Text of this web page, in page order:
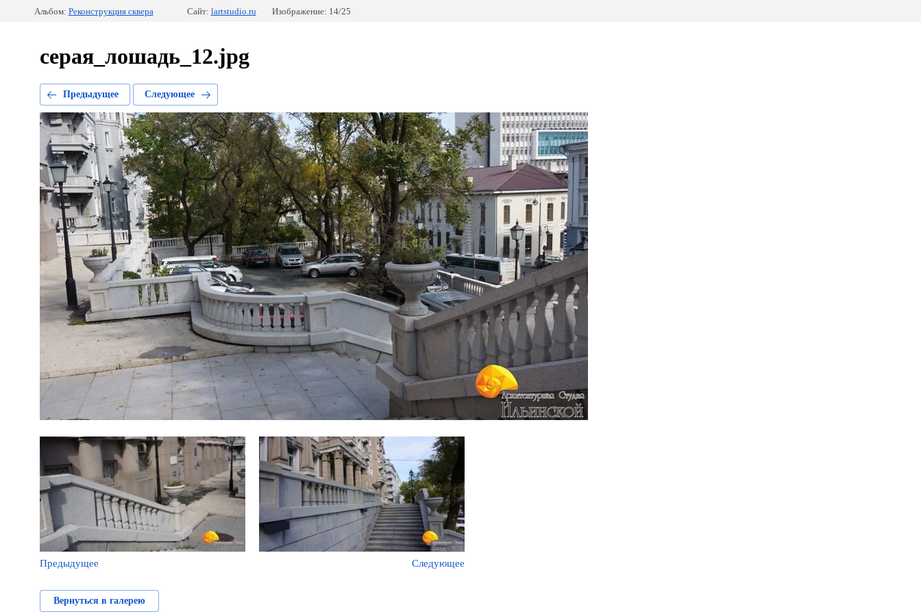
Альбом: Реконструкция сквера Сайт: lartstudio.ru Изображение: 14/25
серая_лошадь_12.jpg
Предыдущее Следующее
Предыдущее Следующее
Вернуться в галерею